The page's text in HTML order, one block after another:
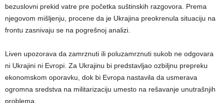
bezuslovni prekid vatre pre početka suštinskih razgovora. Prema
njegovom mišljenju, procene da je Ukrajina preokrenula situaciju na
frontu zasnivaju se na pogrešnoj analizi.
Liven upozorava da zamrznuti ili poluzamrznuti sukob ne odgovara
ni Ukrajini ni Evropi. Za Ukrajinu bi predstavljao ozbiljnu prepreku
ekonomskom oporavku, dok bi Evropa nastavila da usmerava
ogromna sredstva na militarizaciju umesto na rešavanje unutrašnjih
problema.